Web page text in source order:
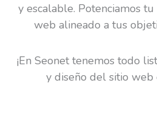
y escalable. Potenciamos
web alineado a tus
¡En Seonet tenemos todo
y diseño del sitio web